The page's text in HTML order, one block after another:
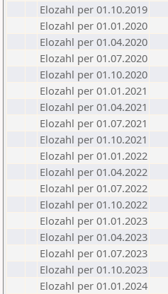
Elozahl per 01.10.2019
Elozahl per 01.01.2020
Elozahl per 01.04.2020
Elozahl per 01.07.2020
Elozahl per 01.10.2020
Elozahl per 01.01.2021
Elozahl per 01.04.2021
Elozahl per 01.07.2021
Elozahl per 01.10.2021
Elozahl per 01.01.2022
Elozahl per 01.04.2022
Elozahl per 01.07.2022
Elozahl per 01.10.2022
Elozahl per 01.01.2023
Elozahl per 01.04.2023
Elozahl per 01.07.2023
Elozahl per 01.10.2023
Elozahl per 01.01.2024